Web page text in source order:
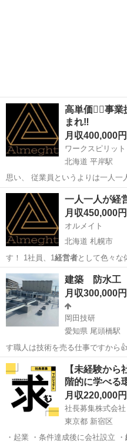
高単価👷‍♂️事
まれ‼️
月収400,000円
ワークスピリット
北海道 平岸駅
思い、 従業員というよりは一人
張り次第ではボー…
北海道 札幌市 平岸駅 鳶
一人一人が経
月収450,000円
オルメイト
北海道 札幌市
す！ 1社員、1 経営者として色々な
という感じで、実績…
北海道 札幌市 機械 経
建築 防水工
月収300,000円
岡田技研
愛知県 尾頭橋駅
す職人は技術を売る仕事ですから
て独立する事もでき…
愛知 名古屋市 尾頭橋駅
【未経験か
階的に学べる
月収220,000円
社長募集株式会社
東京都 新宿区
・起業 ・条件達成後に会社設立 ・